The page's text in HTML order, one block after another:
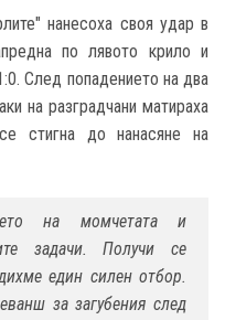
нанесоха своя удар в
по лявото крило и
След попадението на два
на разградчани матираха
стигна до нанасяне на
на момчетата и
задачи. Получи се
един силен отбор.
за загубения след